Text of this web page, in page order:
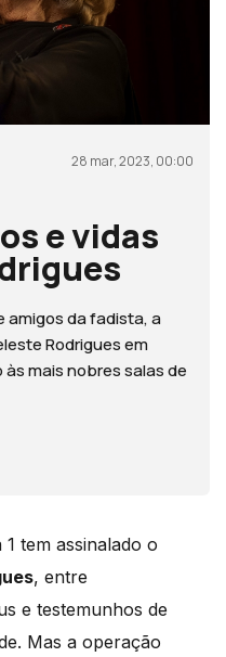
28 mar, 2023, 00:00
e vidas
amigos da fadista, a
Rodrigues em
mais nobres salas de
tem assinalado o
, entre
e testemunhos de
Mas a operação